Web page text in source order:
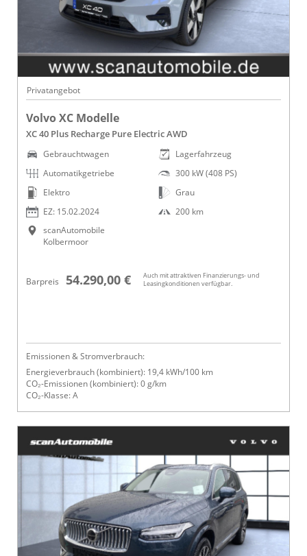
Privatangebot
Volvo XC Modelle
XC 40 Plus Recharge Pure Electric AWD
Gebrauchtwagen
Automatikgetriebe
Elektro
EZ: 15.02.2024
scanAutomobile
Kolbermoor
Lagerfahrzeug
300 kW (408 PS)
Grau
200 km
Barpreis 54.290,00 €
Auch mit attraktiven Finanzierungs- und
Leasingkonditionen verfügbar.
Emissionen & Stromverbrauch:
Energieverbrauch (kombiniert): 19,4 kWh/100 km
CO₂-Emissionen (kombiniert): 0 g/km
CO₂-Klasse: A